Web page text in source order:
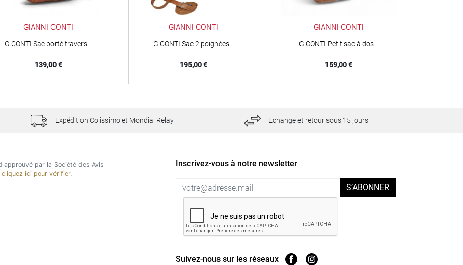
NoirMarronMarron Chocolat
GIANNI CONTI
G.CONTI Sac porté travers...
Prix
139,00 €
NoirMarronMarron Chocolat
Vert
GIANNI CONTI
G.CONTI Sac 2 poignées...
Prix
195,00 €
Marron
GIANNI CONTI
G CONTI Petit sac à dos...
Prix
159,00 €
Expédition Colissimo et Mondial Relay Echange et retour sous 15 jours
approuvé par la Société des Avis
cliquez ici pour vérifier.
Inscrivez-vous à notre newsletter
S’ABONNER
Suivez-nous sur les réseaux